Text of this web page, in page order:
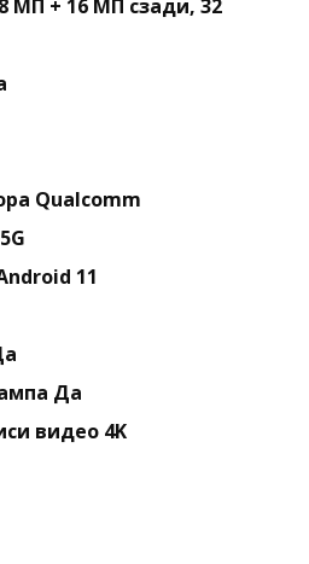
МП + 16 МП сзади, 32
Qualcomm
11
Да
видео 4K